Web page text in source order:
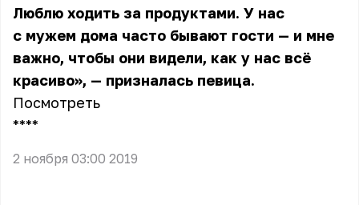
Люблю ходить за продуктами. У нас
с мужем дома часто бывают гости — и мне
важно, чтобы они видели, как у нас всё
красиво», — призналась певица.
Посмотреть
** **
2 ноября 03:00 2019